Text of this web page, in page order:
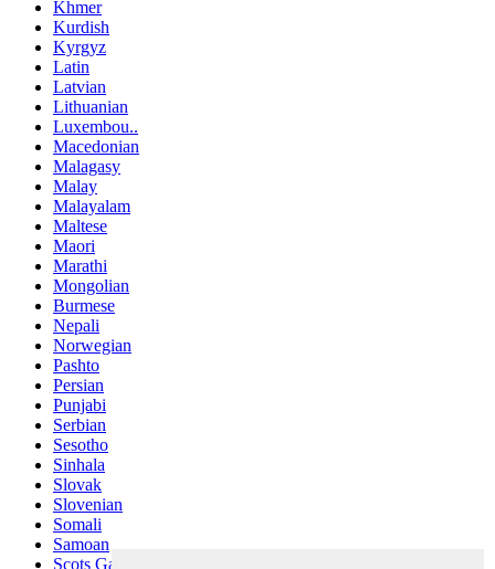
Khmer
Kurdish
Kyrgyz
Latin
Latvian
Lithuanian
Luxembou..
Macedonian
Malagasy
Malay
Malayalam
Maltese
Maori
Marathi
Mongolian
Burmese
Nepali
Norwegian
Pashto
Persian
Punjabi
Serbian
Sesotho
Sinhala
Slovak
Slovenian
Somali
Samoan
Scots Gaelic